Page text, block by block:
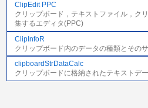
ClipEdit PPC
クリップボード，テキストファイル，ク
集するエディタ(PPC)
ClipInfoR
クリップボード内のデータの種類とその
clipboardStrDataCalc
クリップボードに格納されたテキストデ